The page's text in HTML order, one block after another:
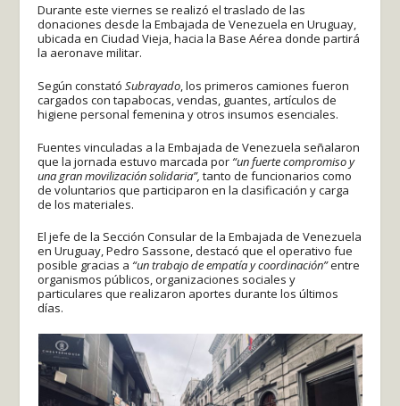
Durante este viernes se realizó el traslado de las
donaciones desde la Embajada de Venezuela en Uruguay,
ubicada en Ciudad Vieja, hacia la Base Aérea donde partirá
la aeronave militar.
Según constatóSubrayado, los primeros camiones fueron
cargados con tapabocas, vendas, guantes, artículos de
higiene personal femenina y otros insumos esenciales.
Fuentes vinculadas a la Embajada de Venezuela señalaron
que la jornada estuvo marcada por “un fuerte compromiso y
una gran movilización solidaria”, tanto de funcionarios como
de voluntarios que participaron en la clasificación y carga
de los materiales.
El jefe de la Sección Consular de la Embajada de Venezuela
en Uruguay, Pedro Sassone, destacó que el operativo fue
posible gracias a “un trabajo de empatía y coordinación”entre
organismos públicos, organizaciones sociales y
particulares que realizaron aportes durante los últimos
días.